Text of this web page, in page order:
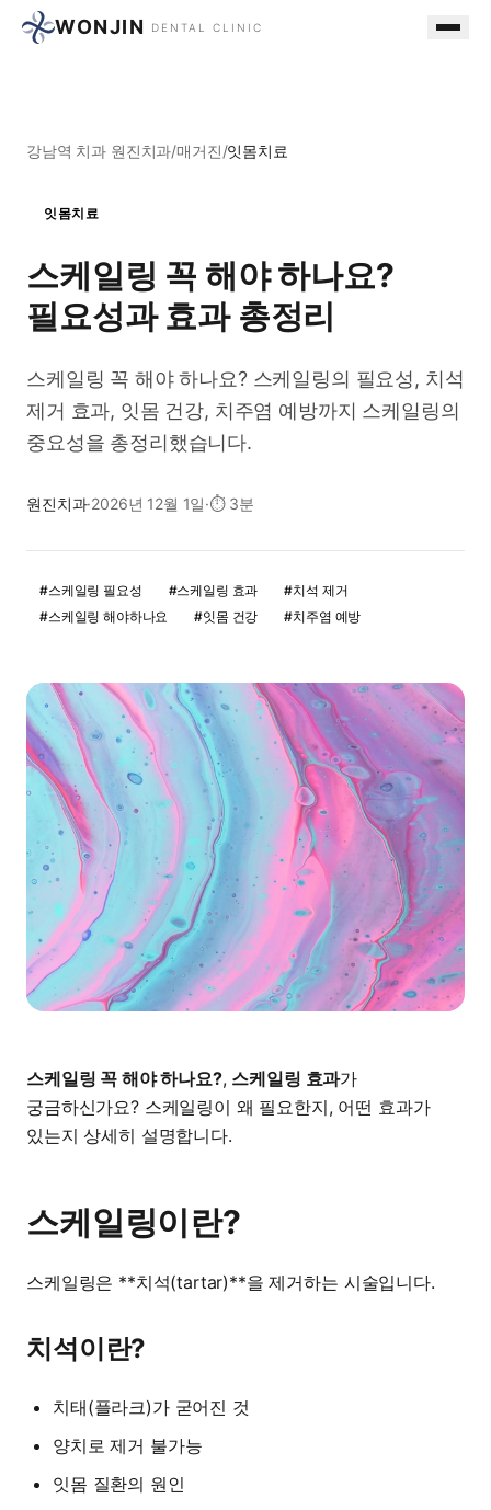
WONJIN DENTAL CLINIC
강남역 치과 원진치과/매거진/잇몸치료
잇몸치료
스케일링 꼭 해야 하나요?
필요성과 효과 총정리
스케일링 꼭 해야 하나요? 스케일링의 필요성, 치석
제거 효과, 잇몸 건강, 치주염 예방까지 스케일링의
중요성을 총정리했습니다.
원진치과·2026년 12월 1일·⏱ 3분
#스케일링 필요성 #스케일링 효과 #치석 제거
#스케일링 해야하나요 #잇몸 건강 #치주염 예방
스케일링 꼭 해야 하나요?, 스케일링 효과가
궁금하신가요? 스케일링이 왜 필요한지, 어떤 효과가
있는지 상세히 설명합니다.
스케일링이란?
스케일링은 **치석(tartar)**을 제거하는 시술입니다.
치석이란?
치태(플라크)가 굳어진 것
양치로 제거 불가능
잇몸 질환의 원인